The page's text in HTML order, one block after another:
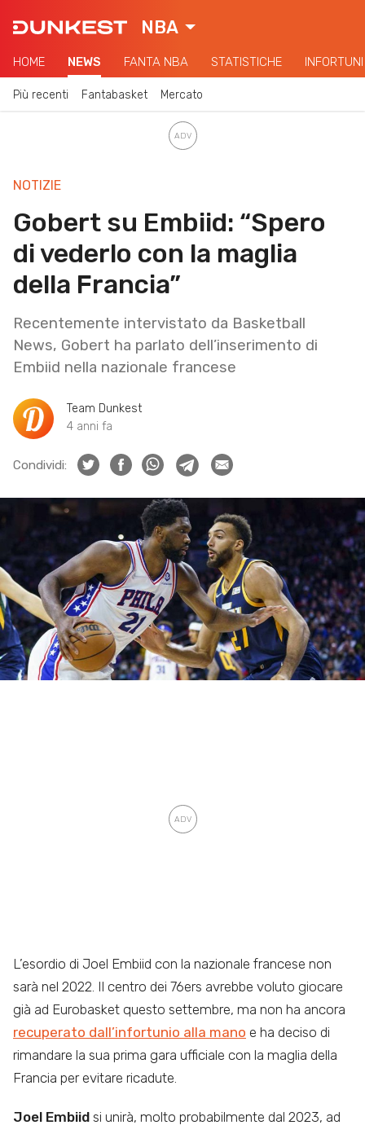
NBA
HOME NEWS FANTA NBA STATISTICHE INFORTUNI
Più recenti Fantabasket Mercato
NOTIZIE
Gobert su Embiid: “Spero
di vederlo con la maglia
della Francia”
Recentemente intervistato da Basketball
News, Gobert ha parlato dell’inserimento di
Embiid nella nazionale francese
Team Dunkest
4 anni fa
Condividi:
L’esordio di Joel Embiid con la nazionale francese non
sarà nel 2022. Il centro dei 76ers avrebbe voluto giocare
già ad Eurobasket questo settembre, ma non ha ancora
recuperato dall’infortunio alla mano e ha deciso di
rimandare la sua prima gara ufficiale con la maglia della
Francia per evitare ricadute.
Joel Embiid si unirà, molto probabilmente dal 2023, ad